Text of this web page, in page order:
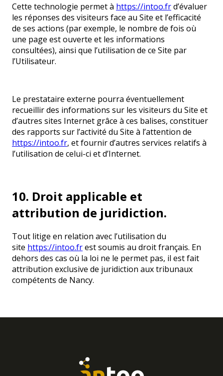
Cette technologie permet à https://intoo.frd’évaluer
les réponses des visiteurs face au Site et l’efficacité
de ses actions (par exemple, le nombre de fois où
une page est ouverte et les informations
consultées), ainsi que l’utilisation de ce Site par
l’Utilisateur.
Le prestataire externe pourra éventuellement
recueillir des informations sur les visiteurs du Site et
d’autres sites Internet grâce à ces balises, constituer
des rapports sur l’activité du Site à l’attention de
https://intoo.fr, et fournir d’autres services relatifs à
l’utilisation de celui-ci et d’Internet.
10. Droit applicable et
attribution de juridiction.
Tout litige en relation avec l’utilisation du
site https://intoo.frest soumis au droit français. En
dehors des cas où la loi ne le permet pas, il est fait
attribution exclusive de juridiction aux tribunaux
compétents de Nancy.